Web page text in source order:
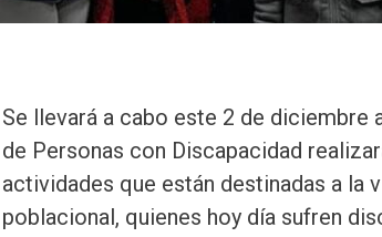
Se llevará a cabo este 2 de diciembre
de Personas con Discapacidad
actividades que están destinadas a la
poblacional, quienes hoy día sufren